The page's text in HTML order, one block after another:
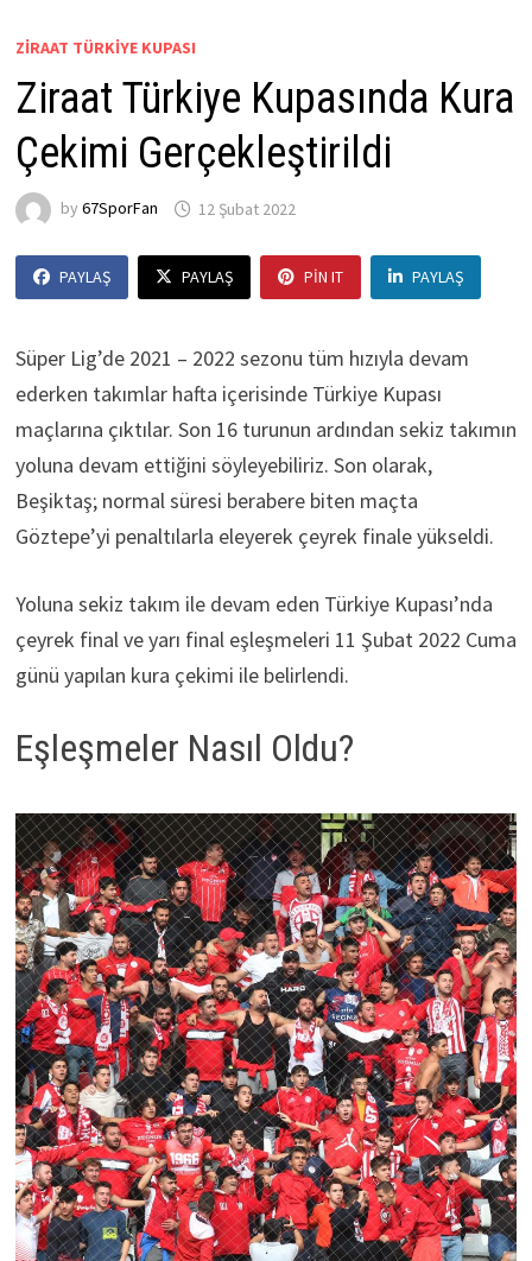
ZIRAAT TÜRKIYE KUPASI
Ziraat Türkiye Kupasında Kura
Çekimi Gerçekleştirildi
by 67SporFan 12 Şubat 2022
PAYLAŞ PAYLAŞ PIN IT PAYLAŞ
Süper Lig’de 2021 – 2022 sezonu tüm hızıyla devam
ederken takımlar hafta içerisinde Türkiye Kupası
maçlarına çıktılar. Son 16 turunun ardından sekiz takımın
yoluna devam ettiğini söyleyebiliriz. Son olarak,
Beşiktaş; normal süresi berabere biten maçta
Göztepe’yi penaltılarla eleyerek çeyrek finale yükseldi.
Yoluna sekiz takım ile devam eden Türkiye Kupası’nda
çeyrek final ve yarı final eşleşmeleri 11 Şubat 2022 Cuma
günü yapılan kura çekimi ile belirlendi.
Eşleşmeler Nasıl Oldu?